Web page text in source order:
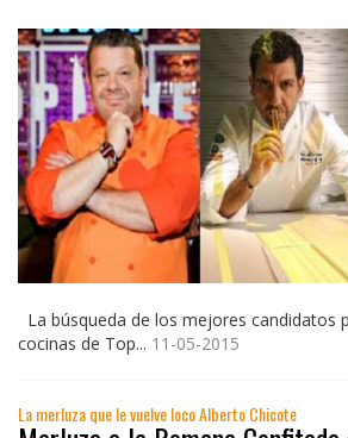
La búsqueda de los mejores candidatos
cocinas de Top... 11-05-2015
La merluza que le vuelve loco Alberto Chicote